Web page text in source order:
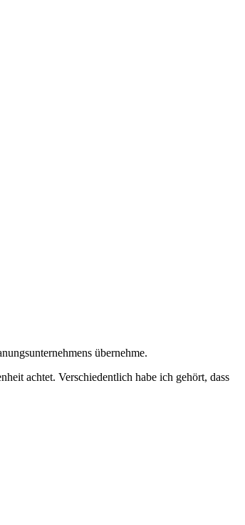
übernehme.
achtet. Verschiedentlich habe ich gehört, dass